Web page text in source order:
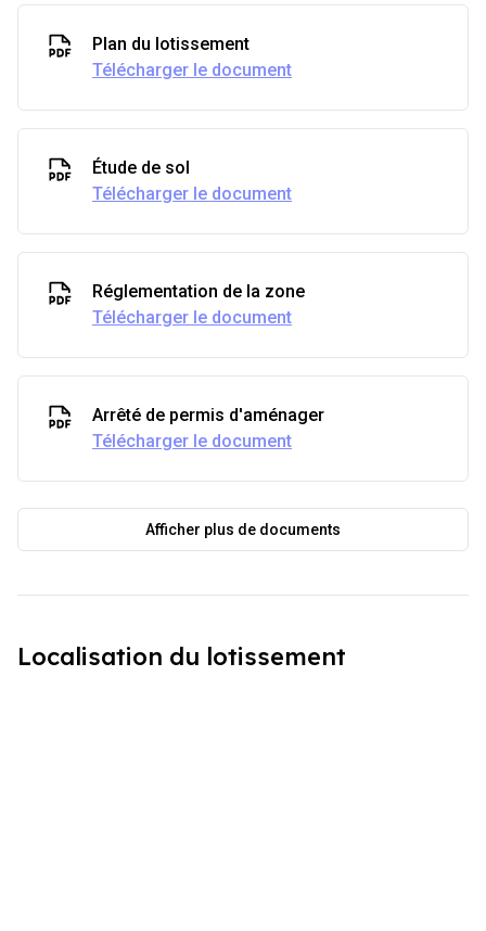
Plan du lotissement
Télécharger le document
Étude de sol
Télécharger le document
Réglementation de la zone
Télécharger le document
Arrêté de permis d'aménager
Télécharger le document
Afficher plus de documents
Localisation du lotissement